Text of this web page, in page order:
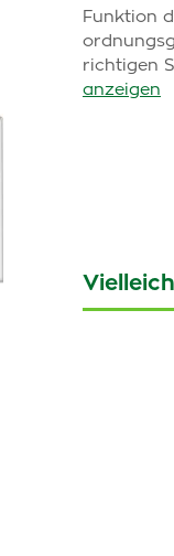
Funktion
richtigen
anzeigen